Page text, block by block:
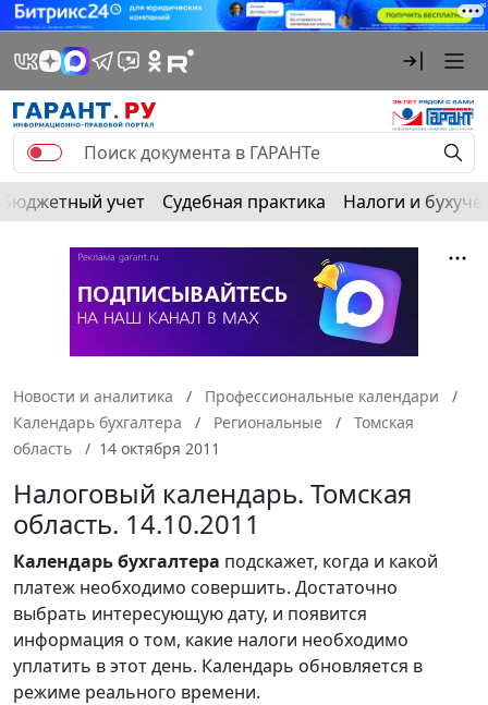
Бюджетный учет Судебная практика Налоги и
Новости и аналитика
Профессиональные календари
Календарь бухгалтера
Региональные
Томская
область
14 октября 2011
Налоговый календарь. Томская
область. 14.10.2011
Календарьбухгалтера подскажет, когда и какой
платеж необходимо совершить. Достаточно
выбрать интересующую дату, и появится
информация о том, какие налоги необходимо
уплатить в этот день. Календарь обновляется в
режиме реального времени.